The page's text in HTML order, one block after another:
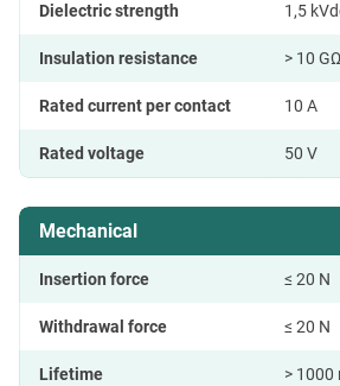
Dielectric strength 1,5
Insulation resistance > 10
Rated current per contact 10 A
Rated voltage 50 V
Mechanical
Insertion force ≤ 20 N
Withdrawal force ≤ 20 N
Lifetime > 1000